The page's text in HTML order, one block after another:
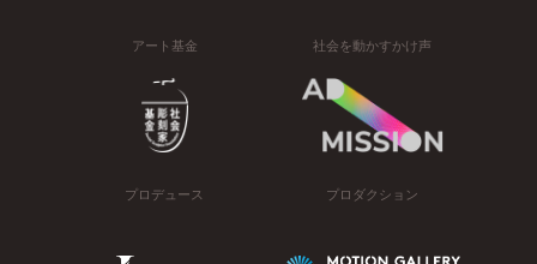
アート基金 社会を動かすかけ声
プロデュース プロダクション